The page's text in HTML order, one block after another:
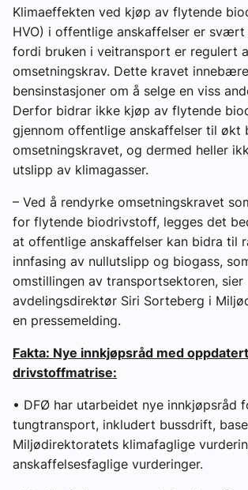
Klimaeffekten ved kjøp av flytende
HVO) i offentlige anskaffelser er svært
fordi bruken i veitransport er regulert
omsetningskrav. Dette kravet
bensinstasjoner om å selge en viss
Derfor bidrar ikke kjøp av flytende
gjennom offentlige anskaffelser til økt
omsetningskravet, og dermed heller
utslipp av klimagasser.
– Ved å rendyrke omsetningskravet
for flytende biodrivstoff, legges det
at offentlige anskaffelser kan bidra til
innfasing av nullutslipp og biogass,
omstillingen av transportsektoren, sier
avdelingsdirektør Siri Sorteberg i
en pressemelding.
Fakta: Nye innkjøpsråd med oppdatert
drivstoffmatrise:
• DFØ har utarbeidet nye innkjøpsråd
tungtransport, inkludert bussdrift,
Miljødirektoratets klimafaglige
anskaffelsesfaglige vurderinger.